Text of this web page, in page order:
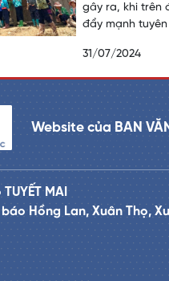
gây ra, khi trên
đẩy mạnh
31/07/2024
Website của BAN
MAI
Hồng Lan, Xuân Thọ,